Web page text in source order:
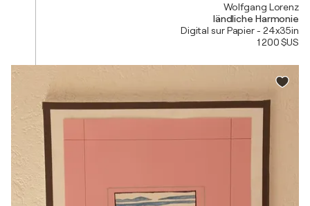
Wolfgang Lorenz
ländliche Harmonie
Digital sur Papier - 24x35in
1 200 $US